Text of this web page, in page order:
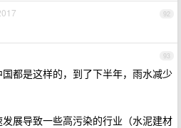
92
93
都是这样的，到了下半年，雨水减少
展导致一些高污染的行业（水泥建材